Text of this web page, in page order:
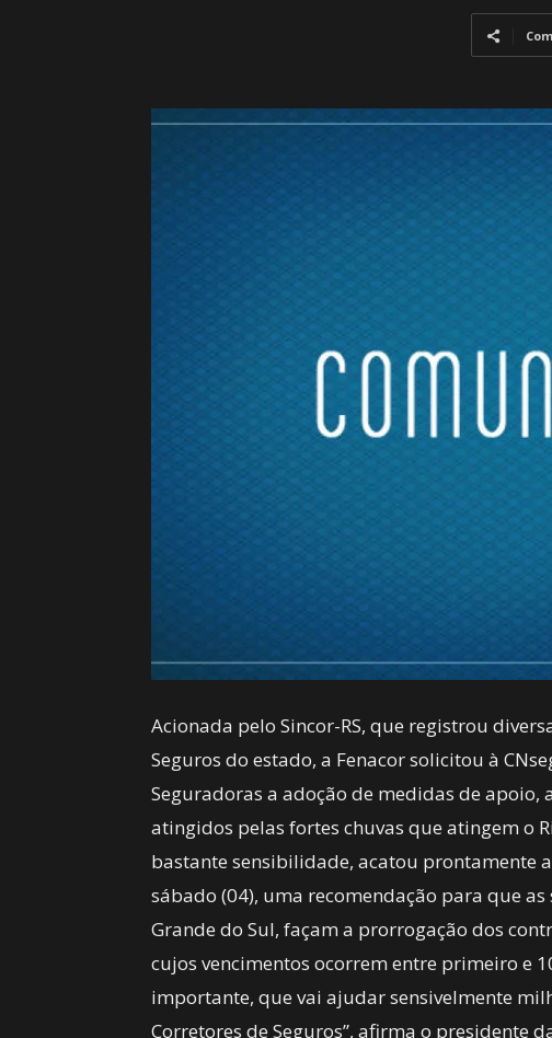
Acionada pelo Sincor-RS, que registrou
Seguros do estado, a Fenacor solicitou à
Seguradoras a adoção de medidas de apoio,
atingidos pelas fortes chuvas que atingem o
bastante sensibilidade, acatou prontamente
sábado (04), uma recomendação para que
Grande do Sul, façam a prorrogação dos
cujos vencimentos ocorrem entre primeiro e
importante, que vai ajudar sensivelmente
Corretores de Seguros”, afirma o presidente